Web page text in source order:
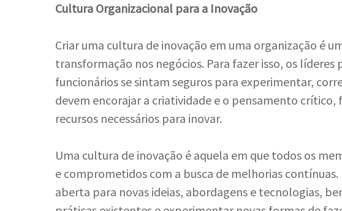
Cultura Organizacional para a Inovação
Criar uma cultura de inovação em uma organização é
transformação nos negócios. Para fazer isso, os
funcionários se sintam seguros para experimentar,
devem encorajar a criatividade e o pensamento crítico,
recursos necessários para inovar.
Uma cultura de inovação é aquela em que todos os
e comprometidos com a busca de melhorias
aberta para novas ideias, abordagens e tecnologias,